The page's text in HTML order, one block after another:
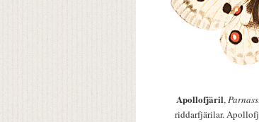
Apollofjäril,
riddarfjärilar.